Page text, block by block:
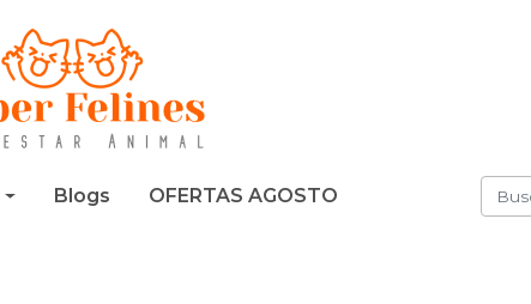
Blogs OFERTAS AGOSTO